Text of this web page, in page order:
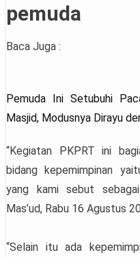
pemuda
Baca Juga :
Pemuda Ini Setubuhi
Masjid, Modusnya Dirayu
“Kegiatan PKPRT ini
bidang kepemimpinan
yang kami sebut
Mas’ud, Rabu 16 Agustus
“Selain itu ada